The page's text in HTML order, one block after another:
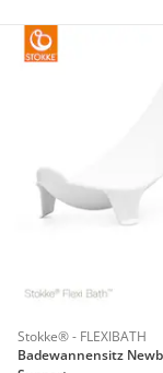
Stokke® - FLEXIBATH
Badewannensitz